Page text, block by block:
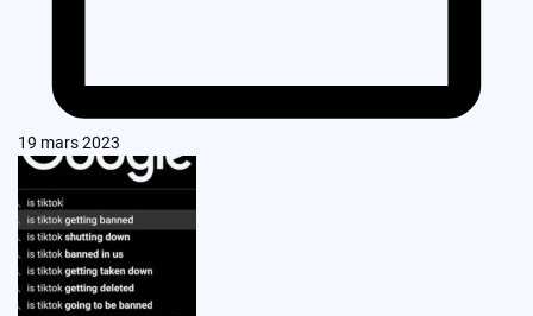
19 mars 2023